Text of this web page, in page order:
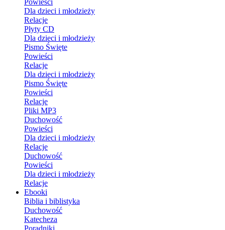
Powieści
Dla dzieci i młodzieży
Relacje
Płyty CD
Dla dzieci i młodzieży
Pismo Święte
Powieści
Relacje
Dla dzieci i młodzieży
Pismo Święte
Powieści
Relacje
Pliki MP3
Duchowość
Powieści
Dla dzieci i młodzieży
Relacje
Duchowość
Powieści
Dla dzieci i młodzieży
Relacje
Ebooki
Biblia i biblistyka
Duchowość
Katecheza
Poradniki